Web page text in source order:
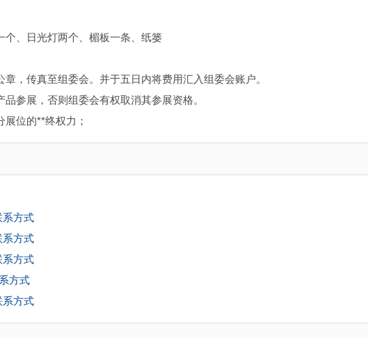
个、日光灯两个、楣板一条、纸篓
，传真至组委会。并于五日内将费用汇入组委会账户。
参展，否则组委会有权取消其参展资格。
位的**终权力；
系方式
系方式
系方式
方式
系方式